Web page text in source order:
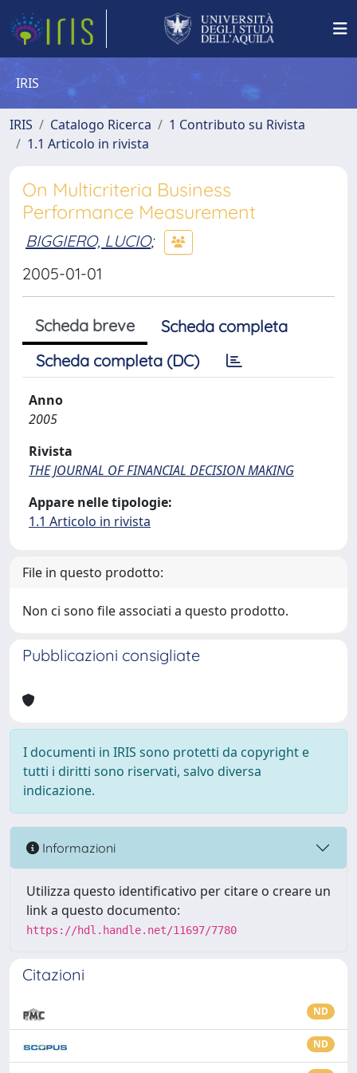
IRIS
IRIS Catalogo Ricerca
1 Contributo su Rivista
1.1 Articolo in rivista
On Multicriteria Business
Performance Measurement
BIGGIERO, LUCIO;
2005-01-01
Scheda breve
Scheda completa
Scheda completa (DC)
Anno
2005
Rivista
THE JOURNAL OF FINANCIAL DECISION MAKING
Appare nelle tipologie:
1.1 Articolo in rivista
File in questo prodotto:
Non ci sono file associati a questo prodotto.
Pubblicazioni consigliate
I documenti in IRIS sono protetti da copyright e
tutti i diritti sono riservati, salvo diversa
indicazione.
Informazioni
Utilizza questo identificativo per citare o creare un
link a questo documento:
https://hdl.handle.net/11697/7780
Citazioni
ND
ND